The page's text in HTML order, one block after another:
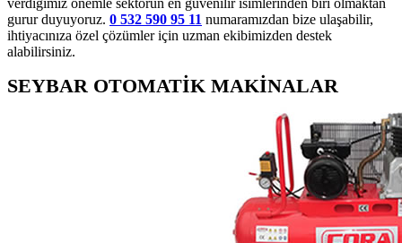
gurur duyuyoruz. 0 532 590 95 11 numaramızdan bize ulaşabilir,
ihtiyacınıza özel çözümler için uzman ekibimizden destek
alabilirsiniz.
SEYBAR OTOMATİK MAKİNALAR